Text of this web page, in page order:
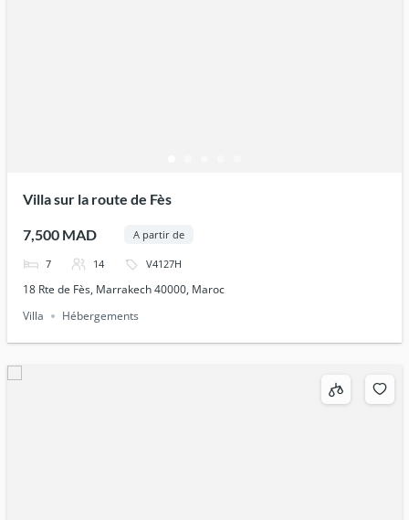
Villa sur la route de Fès
7,500 MAD A partir de
7 14 V4127H
18 Rte de Fès, Marrakech 40000, Maroc
Villa
Hébergements